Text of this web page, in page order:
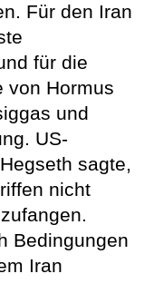
Für den Iran
für die
von Hormus
und
US-
sagte,
nicht
Bedingungen
Iran